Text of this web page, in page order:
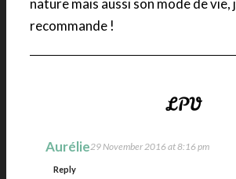
nature mais aussi son mode de vie,
recommande !
Aurélie29 November 2016 at 8:16 pm
Reply